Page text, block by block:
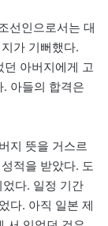
선인으로서는 대
가 기뻐했다.
던 아버지에게 고
아들의 합격은
지 뜻을 거스르
적을 받았다. 도
었다. 일정 기간
다. 아직 일본 제